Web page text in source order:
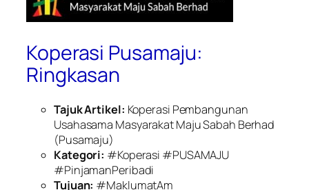
Koperasi Pusamaju:
Ringkasan
Tajuk Artikel: Koperasi Pembangunan
Usahasama Masyarakat Maju Sabah Berhad
(Pusamaju)
Kategori: #Koperasi #PUSAMAJU
#PinjamanPeribadi
Tujuan: #MaklumatAm